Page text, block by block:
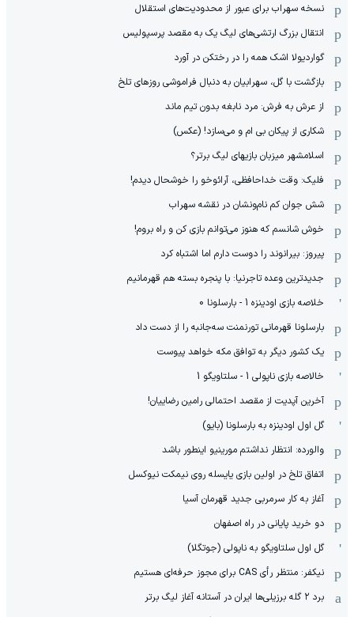
نسخه سهراب برای عبور از محدودیت‌های استقلال
انتقال بزرگ ارتشی‌های لیگ یک به مقصد پرسپولیس
گواردیولا اشک همه را در رختکن در آورد
بازگشت با گل، سهرابیان به دنبال فراموشی روزهای تلخ
از عرش به فرش: مرد نابغه‌ بدون تیم ماند
شکاری از پیکان بی ام و می‌سازد! (عکس)
اسلامشهر میزبان بازیهای لیگ برتر؟
فلیک: وقت خداحافظی، آرائوخو را خوشحال دیدم!
شش جوان کم نام‌و‌نشان در نقشه سهراب
خوش شانسم که هنوز می‌توانم بازی کن و راه بروم!
پیروز: بیرانوند را دوست دارم اما اشتباه کرد
جدیدترین وعده تاجرنیا: با پنجره بسته هم قهرمانیم
خلاصه بازی اودینزه 1 - بارسلونا 0
بارسلونا قهرمانی تورنمنت سه‌جانبه را از دست داد
یک کشور دیگر به توافق مکه خواهد پیوست
خالاصه بازی ناپولی 1 - سلتاویگو 1
آخرین آپدیت از مقصد احتمالی رامین رضاییان!
گل اول اودینزه به بارسلونا (بایو)
والورده: انتظار نداشتم مورینیو اینطور باشد
اتفاق تلخ در اولین بازی یایسله روی نیمکت نیوکسل
آغاز به کار سرمربی جدید قهرمان آسیا
دو خرید پایانی در راه اصفهان
گل اول سلتاویگو به ناپولی (جوتگلا)
نیکفر: منتظر رأی CAS برای مجوز حرفه‌ای هستیم
برد ۲ گله برزیلی‌ها ایران در آستانه آغاز لیگ برتر